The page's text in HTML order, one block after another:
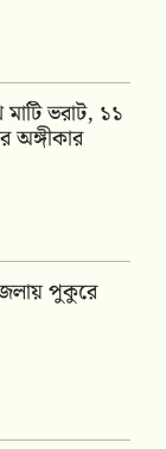
মাটি ভরাট, ১১
অঙ্গীকার
পুকুরে